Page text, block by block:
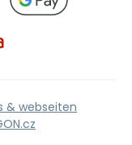
& webseiten